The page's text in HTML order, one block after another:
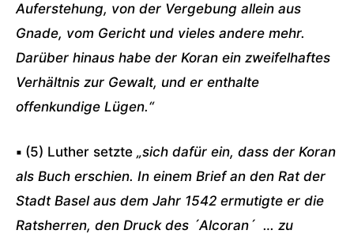
Auferstehung, von der Vergebung allein aus
Gnade, vom Gericht und vieles andere mehr.
Darüber hinaus habe der Koran ein zweifelhaftes
Verhältnis zur Gewalt, und er enthalte
offenkundige Lügen.“
▪ (5) Luther setzte „sich dafür ein, dass der Koran
als Buch erschien. In einem Brief an den Rat der
Stadt Basel aus dem Jahr 1542 ermutigte er die
Ratsherren, den Druck des ´Alcoran´ … zu